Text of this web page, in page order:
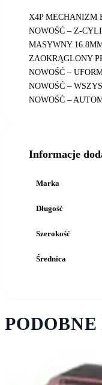
X4P MECHANIZM
NOWOŚĆ – Z-
MASYWNY
ZAOKRĄGLONY
NOWOŚĆ –
NOWOŚĆ –
NOWOŚĆ –
Informacje
Marka
Długość
Szerokość
Średnica